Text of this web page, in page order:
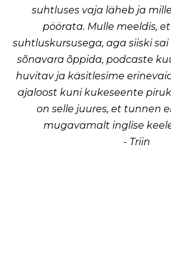
suhtluses vaja läheb ja
pöörata. Mulle meeldis,
suhtluskursusega, aga siiski
sõnavara õppida, podcaste
huvitav ja käsitlesime
ajaloost kuni kukeseente
on selle juures, et tunnen
mugavamalt inglise
- Triin